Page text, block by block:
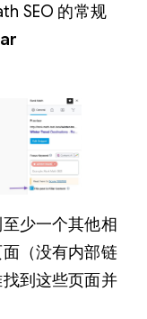
SEO 的常规
少一个其他相
（没有内部链
到这些页面并